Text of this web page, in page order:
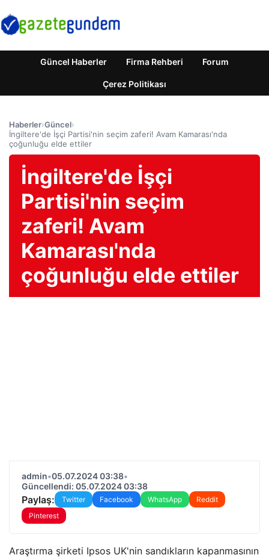
Güncel Haberler Firma Rehberi Forum
Çerez Politikası
Haberler›Güncel›
İngiltere'de İşçi Partisi'nin seçim zaferi! Avam Kamarası'nda
çoğunluğu elde ettiler
İngiltere'de İşçi
Partisi'nin seçim
zaferi! Avam
Kamarası'nda
çoğunluğu elde ettiler
admin•05.07.2024 03:38•
Güncellendi: 05.07.2024 03:38
Paylaş: Twitter Facebook WhatsApp
Reddit
Pinterest
Araştırma şirketi Ipsos UK'nin sandıkların kapanmasının